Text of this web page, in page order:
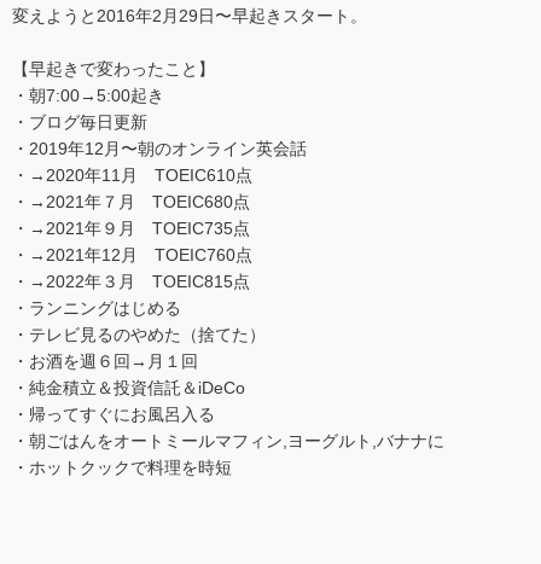
変えようと2016年2月29日〜早起きスタート。
【早起きで変わったこと】
・朝7:00→5:00起き
・ブログ毎日更新
・2019年12月〜朝のオンライン英会話
・→2020年11月 TOEIC610点
・→2021年７月 TOEIC680点
・→2021年９月 TOEIC735点
・→2021年12月 TOEIC760点
・→2022年３月 TOEIC815点
・ランニングはじめる
・テレビ見るのやめた（捨てた）
・お酒を週６回→月１回
・純金積立＆投資信託＆iDeCo
・帰ってすぐにお風呂入る
・朝ごはんをオートミールマフィン,ヨーグルト,バナナに
・ホットクックで料理を時短